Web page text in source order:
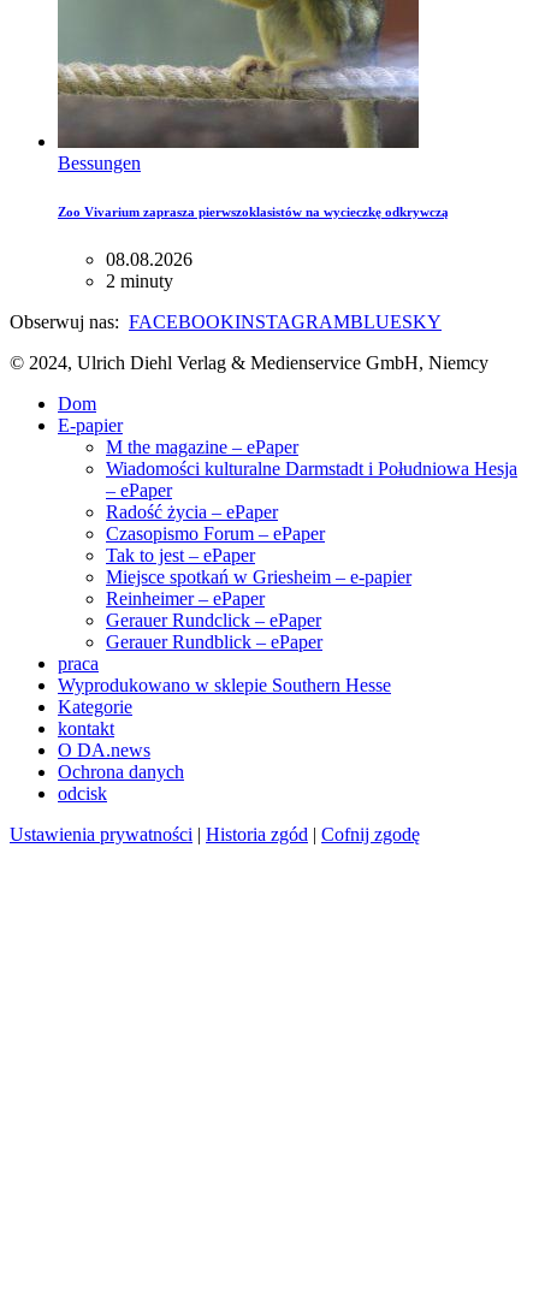
Bessungen
Zoo Vivarium zaprasza pierwszoklasistów na wycieczkę odkrywczą
08.08.2026
2 minuty
Obserwuj nas: FACEBOOKINSTAGRAMBLUESKY
© 2024, Ulrich Diehl Verlag & Medienservice GmbH, Niemcy
Dom
E-papier
M the magazine – ePaper
Wiadomości kulturalne Darmstadt i Południowa Hesja
– ePaper
Radość życia – ePaper
Czasopismo Forum – ePaper
Tak to jest – ePaper
Miejsce spotkań w Griesheim – e-papier
Reinheimer – ePaper
Gerauer Rundclick – ePaper
Gerauer Rundblick – ePaper
praca
Wyprodukowano w sklepie Southern Hesse
Kategorie
kontakt
O DA.news
Ochrona danych
odcisk
Ustawienia prywatności | Historia zgód | Cofnij zgodę